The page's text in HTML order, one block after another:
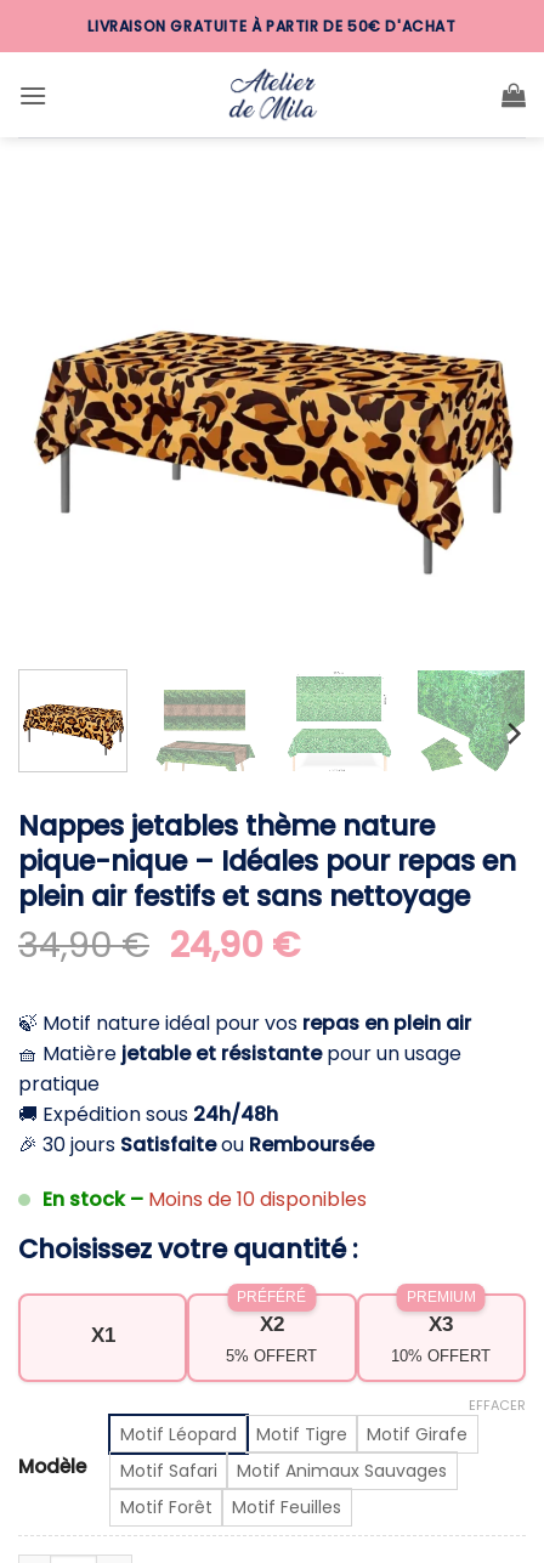
LIVRAISON GRATUITE À PARTIR DE 50€ D'ACHAT
Nappes jetables thème nature
pique-nique – Idéales pour repas en
plein air festifs et sans nettoyage
34,90€ Le
prix
initial
était :
24,90 €Le
actuel
est :
24,90 €.
🍃 Motif nature idéal pour vos repas en plein air
🧺 Matière jetable et résistantepour un usage
pratique
🚚 Expédition sous 24h/48h
🎉 30 jours Satisfaiteou Remboursée
En stock – Moins de 10 disponibles
Choisissez votre quantité :
X1 X2
5% OFFERT
PRÉFÉRÉ
X3
10% OFFERT
PREMIUM
Modèle
Motif Léopard Motif Tigre
Motif Girafe
Motif Safari
Motif Animaux Sauvages
Motif Forêt
Motif Feuilles
EFFACER